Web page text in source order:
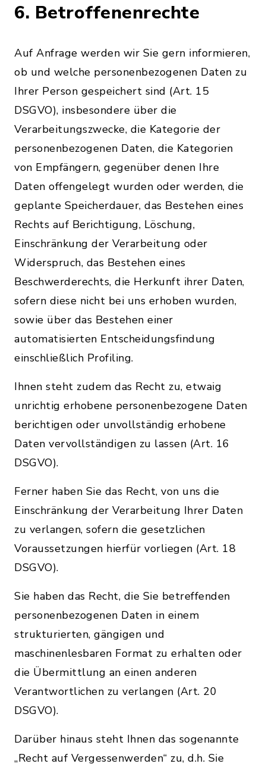
6. Betroffenenrechte
Auf Anfrage werden wir Sie gern informieren,
ob und welche personenbezogenen Daten zu
Ihrer Person gespeichert sind (Art. 15
DSGVO), insbesondere über die
Verarbeitungszwecke, die Kategorie der
personenbezogenen Daten, die Kategorien
von Empfängern, gegenüber denen Ihre
Daten offengelegt wurden oder werden, die
geplante Speicherdauer, das Bestehen eines
Rechts auf Berichtigung, Löschung,
Einschränkung der Verarbeitung oder
Widerspruch, das Bestehen eines
Beschwerderechts, die Herkunft ihrer Daten,
sofern diese nicht bei uns erhoben wurden,
sowie über das Bestehen einer
automatisierten Entscheidungsfindung
einschließlich Profiling.
Ihnen steht zudem das Recht zu, etwaig
unrichtig erhobene personenbezogene Daten
berichtigen oder unvollständig erhobene
Daten vervollständigen zu lassen (Art. 16
DSGVO).
Ferner haben Sie das Recht, von uns die
Einschränkung der Verarbeitung Ihrer Daten
zu verlangen, sofern die gesetzlichen
Voraussetzungen hierfür vorliegen (Art. 18
DSGVO).
Sie haben das Recht, die Sie betreffenden
personenbezogenen Daten in einem
strukturierten, gängigen und
maschinenlesbaren Format zu erhalten oder
die Übermittlung an einen anderen
Verantwortlichen zu verlangen (Art. 20
DSGVO).
Darüber hinaus steht Ihnen das sogenannte
„Recht auf Vergessenwerden“ zu, d.h. Sie